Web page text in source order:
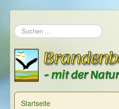
Suchen
...
Startseite